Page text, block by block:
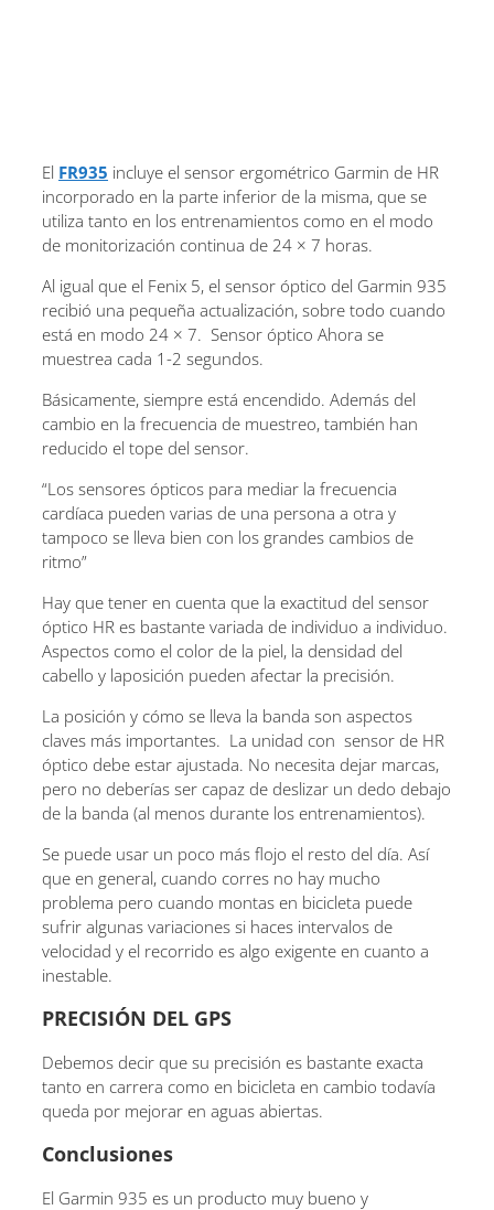
El FR935 incluye el sensor ergométrico Garmin de HR
incorporado en la parte inferior de la misma, que se
utiliza tanto en los entrenamientos como en el modo
de monitorización continua de 24 × 7 horas.
Al igual que el Fenix ​​5, el sensor óptico del Garmin 935
recibió una pequeña actualización, sobre todo cuando
está en modo 24 × 7. Sensor óptico Ahora se
muestrea cada 1-2 segundos.
Básicamente, siempre está encendido. Además del
cambio en la frecuencia de muestreo, también han
reducido el tope del sensor.
“Los sensores ópticos para mediar la frecuencia
cardíaca pueden varias de una persona a otra y
tampoco se lleva bien con los grandes cambios de
ritmo”
Hay que tener en cuenta que la exactitud del sensor
óptico HR es bastante variada de individuo a individuo.
Aspectos como el color de la piel, la densidad del
cabello y laposición pueden afectar la precisión.
La posición y cómo se lleva la banda son aspectos
claves más importantes. La unidad con sensor de HR
óptico debe estar ajustada. No necesita dejar marcas,
pero no deberías ser capaz de deslizar un dedo debajo
de la banda (al menos durante los entrenamientos).
Se puede usar un poco más flojo el resto del día. Así
que en general, cuando corres no hay mucho
problema pero cuando montas en bicicleta puede
sufrir algunas variaciones si haces intervalos de
velocidad y el recorrido es algo exigente en cuanto a
inestable.
PRECISIÓN DEL GPS
Debemos decir que su precisión es bastante exacta
tanto en carrera como en bicicleta en cambio todavía
queda por mejorar en aguas abiertas.
Conclusiones
El Garmin 935 es un producto muy bueno y